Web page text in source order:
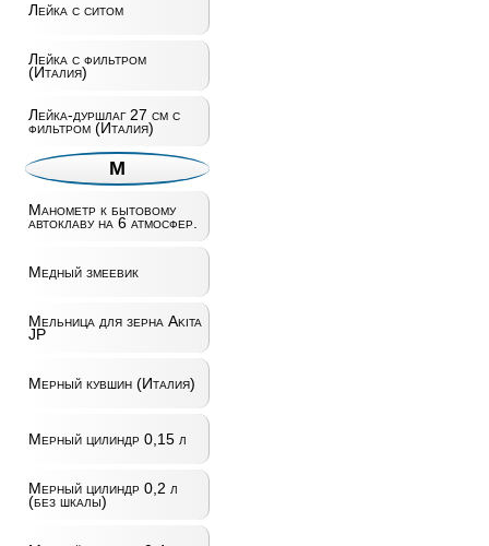
Лейка с ситом
Лейка с фильтром
(Италия)
Лейка-дуршлаг 27 см с
фильтром (Италия)
М
Манометр к бытовому
автоклаву на 6 атмосфер.
Медный змеевик
Мельница для зерна Akita
JP
Мерный кувшин (Италия)
Мерный цилиндр 0,15 л
Мерный цилиндр 0,2 л
(без шкалы)